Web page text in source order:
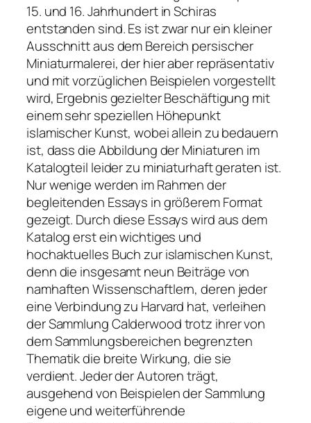
15. und 16. Jahrhundert in Schiras
entstanden sind. Es ist zwar nur ein kleiner
Ausschnitt aus dem Bereich persischer
Miniaturmalerei, der hier aber repräsentativ
und mit vorzüglichen Beispielen vorgestellt
wird, Ergebnis gezielter Beschäftigung mit
einem sehr speziellen Höhepunkt
islamischer Kunst, wobei allein zu bedauern
ist, dass die Abbildung der Miniaturen im
Katalogteil leider zu miniaturhaft geraten ist.
Nur wenige werden im Rahmen der
begleitenden Essays in größerem Format
gezeigt. Durch diese Essays wird aus dem
Katalog erst ein wichtiges und
hochaktuelles Buch zur islamischen Kunst,
denn die insgesamt neun Beiträge von
namhaften Wissenschaftlern, deren jeder
eine Verbindung zu Harvard hat, verleihen
der Sammlung Calderwood trotz ihrer von
dem Sammlungsbereichen begrenzten
Thematik die breite Wirkung, die sie
verdient. Jeder der Autoren trägt,
ausgehend von Beispielen der Sammlung
eigene und weiterführende